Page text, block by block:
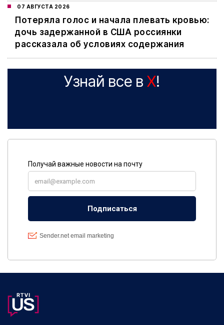
07 АВГУСТА 2026
Потеряла голос и начала плевать кровью:
дочь задержанной в США россиянки
рассказала об условиях содержания
Узнай все в X!